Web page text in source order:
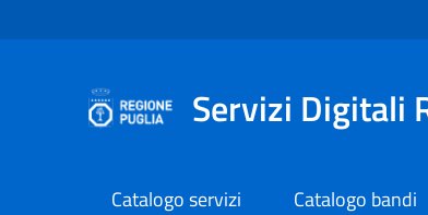
Navigazione
Servizi Digitali
Catalogo servizi Catalogo bandi